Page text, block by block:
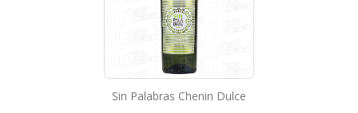
Sin Palabras Chenin Dulce